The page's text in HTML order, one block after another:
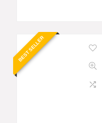
BEST SELLER